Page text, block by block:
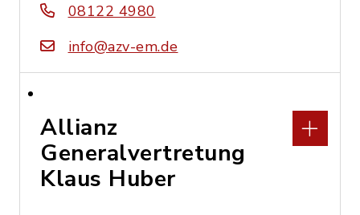
08122 4980
info@azv-em.de
Allianz
Generalvertretung
Klaus Huber